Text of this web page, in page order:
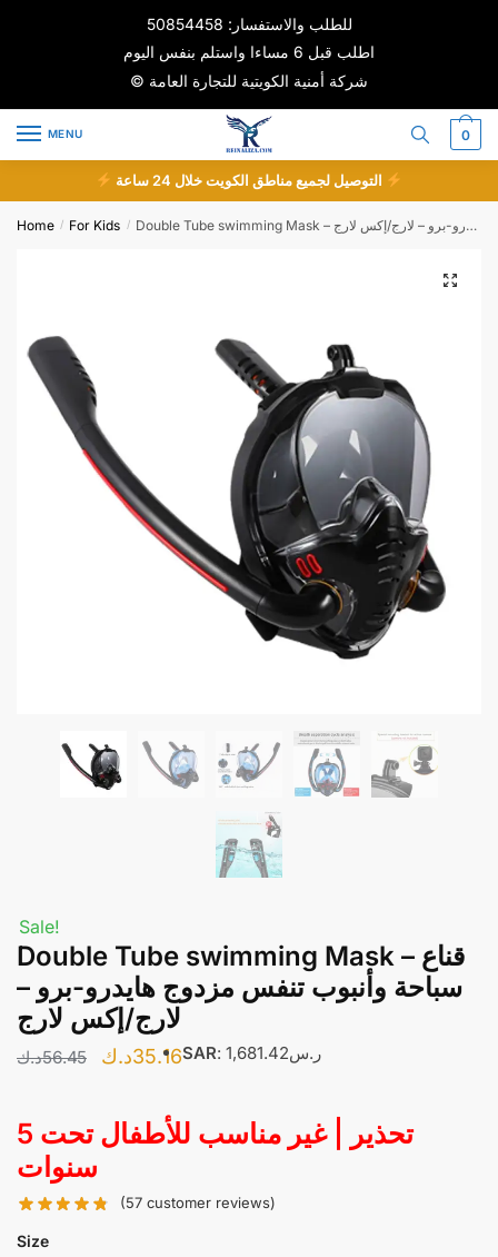
للطلب والاستفسار: 50854458
اطلب قبل 6 مساءا واستلم بنفس اليوم
© شركة أمنية الكويتية للتجارة العامة
MENU 0
Home / For Kids / Double Tube swimming Mask – قناع سباحة وأنبوب تنفس مزدوج هايدرو-برو – لارج/إكس لارج
Sale!
Double Tube swimming Mask – قناع
سباحة وأنبوب تنفس مزدوج هايدرو-برو –
لارج/إكس لارج
56.45د.ك
Original
was:
56.45د.ك.
35.16د.ك
Current
is:
35.16د.ك.
SAR: 1,681.42ر.س
تحذير | غير مناسب للأطفال تحت 5
سنوات
(57 customer reviews)
Size